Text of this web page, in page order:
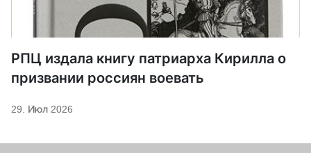
РПЦ издала книгу патриарха Кирилла о
призвании россиян воевать
29. Июл 2026